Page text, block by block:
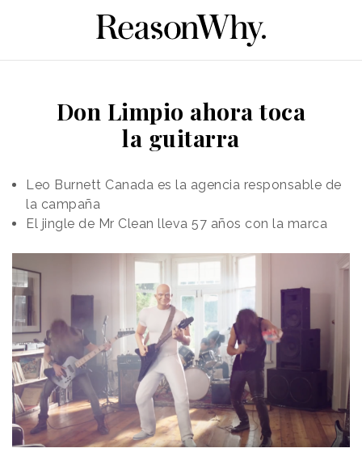
Don Limpio ahora toca
la guitarra
Leo Burnett Canada es la agencia responsable de
la campaña
El jingle de Mr Clean lleva 57 años con la marca